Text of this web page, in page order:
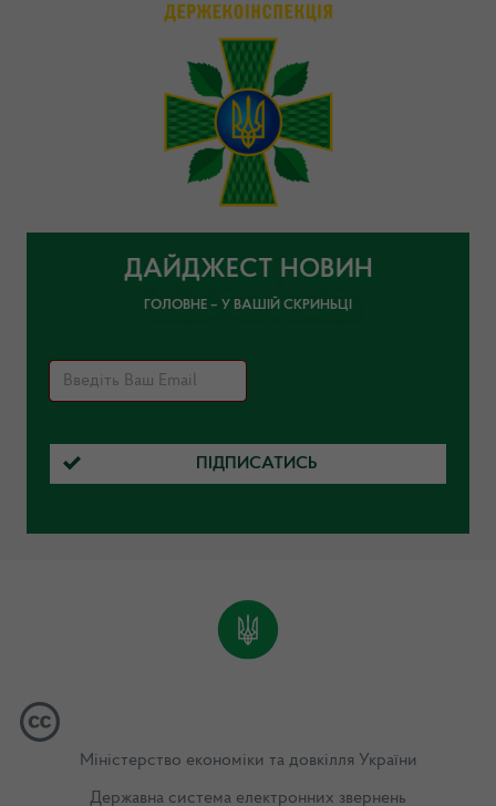
ДАЙДЖЕСТ НОВИН
ГОЛОВНЕ – У ВАШІЙ СКРИНЬЦІ
ПІДПИСАТИСЬ
Міністерство економіки та довкілля України
Державна система електронних звернень